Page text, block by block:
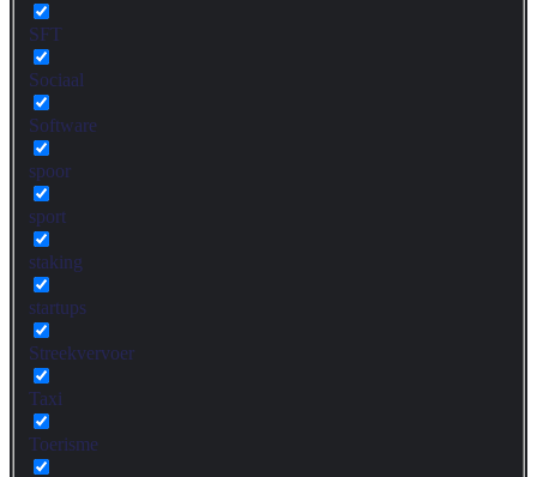
SFT
Sociaal
Software
spoor
sport
staking
startups
Streekvervoer
Taxi
Toerisme